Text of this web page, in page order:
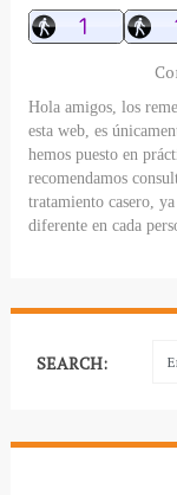
Hola amigos, los
esta web, es
hemos puesto en
recomendamos
tratamiento casero,
diferente en cada
SEARCH: